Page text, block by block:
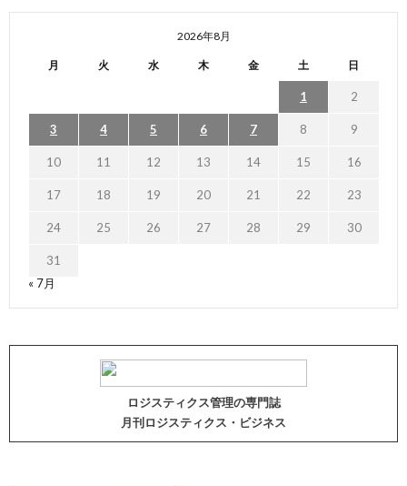
2026年8月
月 火 水 木 金 土 日
1 2
3 4 5 6 7 8 9
10 11 12 13 14 15 16
17 18 19 20 21 22 23
24 25 26 27 28 29 30
31
« 7月
ロジスティクス管理の専門誌
月刊ロジスティクス・ビジネス